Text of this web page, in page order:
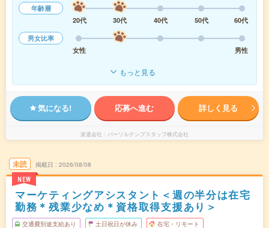
年齢層
20代
30代 40代 50代
60代
男女比率
女性
男性
もっと見る
気になる! 応募へ進む 詳しく見る
派遣会社 パーソルテンプスタッフ株式会社
未読
NEW
掲載日 2026/08/08
マーケティングアシスタント＜週の半分は在宅
勤務＊残業少なめ＊資格取得支援あり＞
交通費別途支給あり 土日祝日が休み 在宅・リモート